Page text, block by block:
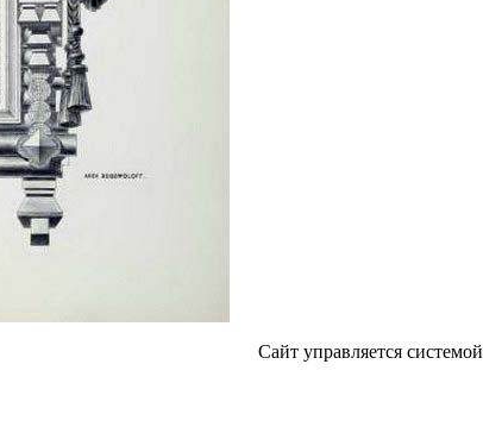
Сайт управляется системой